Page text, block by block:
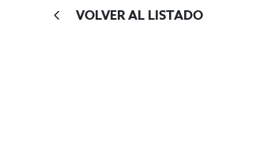
VOLVER AL LISTADO